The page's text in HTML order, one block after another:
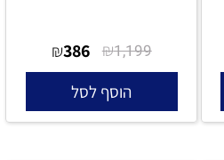
₪1,199
₪386
הוסף לסל